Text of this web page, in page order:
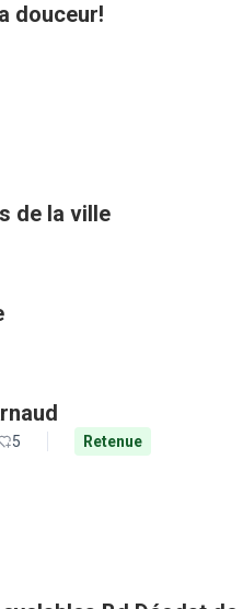
douceur!
de la ville
5 Retenue